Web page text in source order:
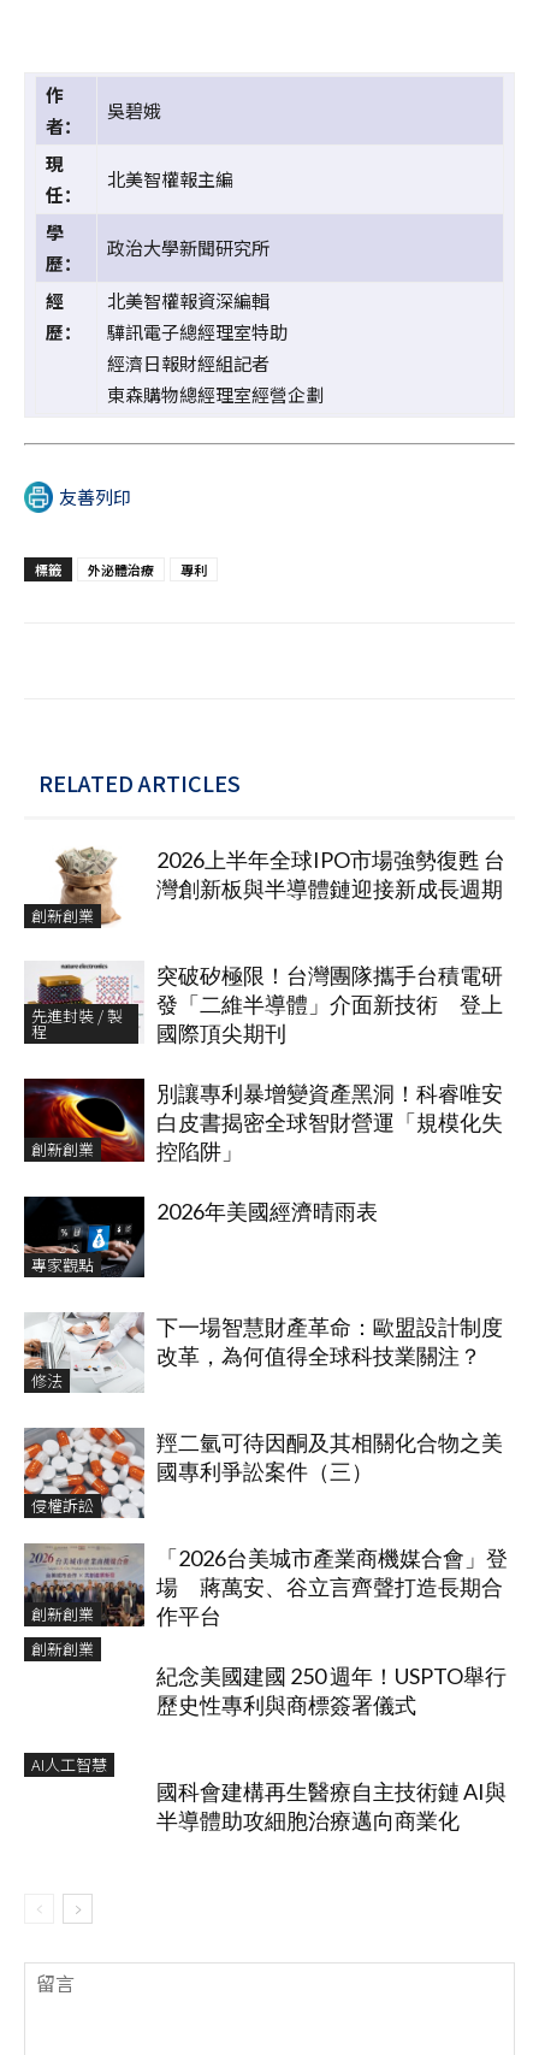
作
者：
吳碧娥
現
任：
北美智權報主編
學
歷：
政治大學新聞研究所
經
歷：
北美智權報資深編輯
驊訊電子總經理室特助
經濟日報財經組記者
東森購物總經理室經營企劃
友善列印
標籤 外泌體治療 專利
RELATED ARTICLES
創新創業
2026上半年全球IPO市場強勢復甦 台
灣創新板與半導體鏈迎接新成長週期
先進封裝 / 製
程
突破矽極限！台灣團隊攜手台積電研
發「二維半導體」介面新技術 登上
國際頂尖期刊
創新創業
別讓專利暴增變資產黑洞！科睿唯安
白皮書揭密全球智財營運「規模化失
控陷阱」
專家觀點
2026年美國經濟晴雨表
修法
下一場智慧財產革命：歐盟設計制度
改革，為何值得全球科技業關注？
侵權訴訟
羥二氫可待因酮及其相關化合物之美
國專利爭訟案件（三）
創新創業
「2026台美城市產業商機媒合會」登
場 蔣萬安、谷立言齊聲打造長期合
作平台
創新創業
紀念美國建國 250 週年！USPTO舉行
歷史性專利與商標簽署儀式
AI人工智慧
國科會建構再生醫療自主技術鏈 AI與
半導體助攻細胞治療邁向商業化